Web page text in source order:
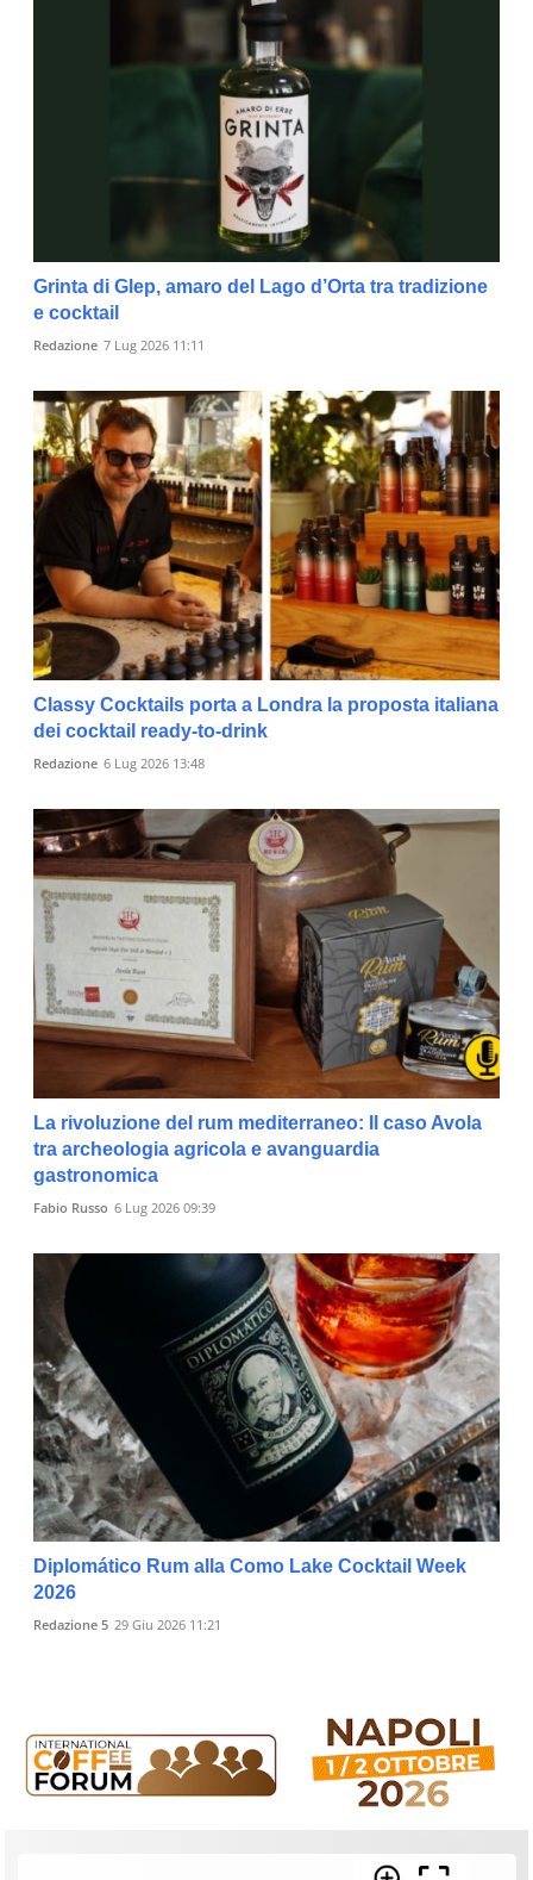
Grinta di Glep, amaro del Lago d’Orta tra tradizione
e cocktail
Redazione 7 Lug 2026 11:11
Classy Cocktails porta a Londra la proposta italiana
dei cocktail ready-to-drink
Redazione 6 Lug 2026 13:48
La rivoluzione del rum mediterraneo: Il caso Avola
tra archeologia agricola e avanguardia
gastronomica
Fabio Russo 6 Lug 2026 09:39
Diplomático Rum alla Como Lake Cocktail Week
2026
Redazione 5 29 Giu 2026 11:21